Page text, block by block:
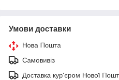
Умови доставки
Нова Пошта
Самовивіз
Доставка кур'єром Нової